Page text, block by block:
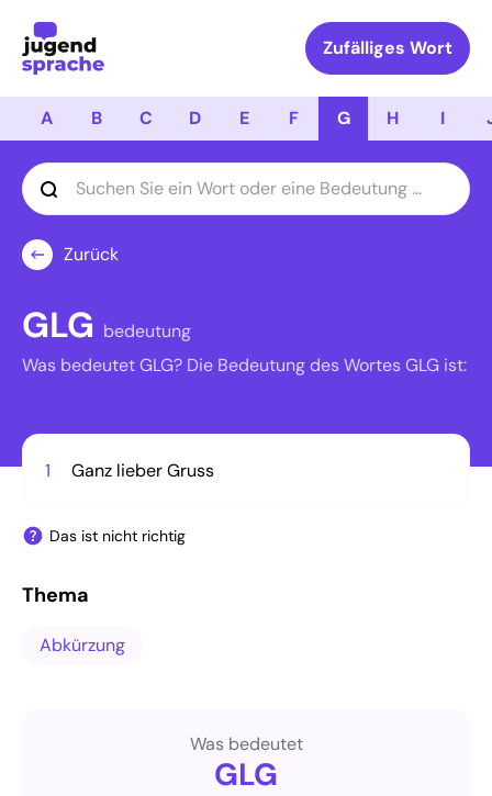
Zufälliges Wort
A B C D E F G H I
Zurück
GLG bedeutung
Was bedeutet GLG? Die Bedeutung des Wortes GLG ist:
1 Ganz lieber Gruss
Das ist nicht richtig
Thema
Abkürzung
Was bedeutet
GLG